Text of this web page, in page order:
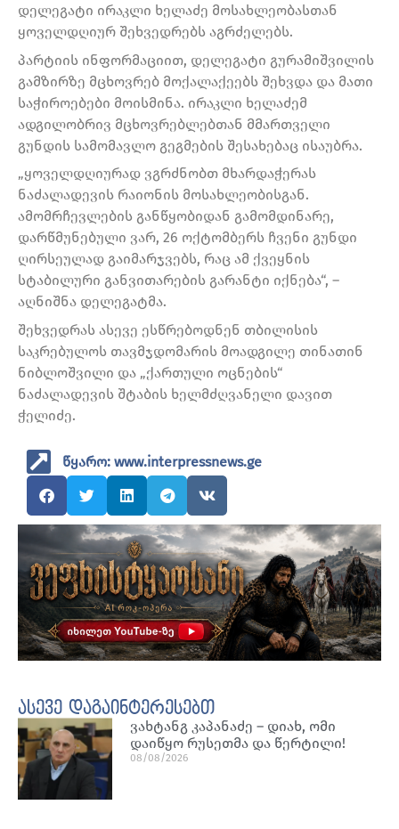
დელეგატი ირაკლი ხელაძე მოსახლეობასთან
ყოველდღიურ შეხვედრებს აგრძელებს.
პარტიის ინფორმაციით, დელეგატი გურამიშვილის
გამზირზე მცხოვრებ მოქალაქეებს შეხვდა და მათი
საჭიროებები მოისმინა. ირაკლი ხელაძემ
ადგილობრივ მცხოვრებლებთან მმართველი
გუნდის სამომავლო გეგმების შესახებაც ისაუბრა.
„ყოველდღიურად ვგრძნობთ მხარდაჭერას
ნაძალადევის რაიონის მოსახლეობისგან.
ამომრჩევლების განწყობიდან გამომდინარე,
დარწმუნებული ვარ, 26 ოქტომბერს ჩვენი გუნდი
ღირსეულად გაიმარჯვებს, რაც ამ ქვეყნის
სტაბილური განვითარების გარანტი იქნება“, –
აღნიშნა დელეგატმა.
შეხვედრას ასევე ესწრებოდნენ თბილისის
საკრებულოს თავმჯდომარის მოადგილე თინათინ
ნიბლოშვილი და „ქართული ოცნების“
ნაძალადევის შტაბის ხელმძღვანელი დავით
ჭელიძე.
წყარო: www.interpressnews.ge
ასევე დაგაინტერესებთ
ვახტანგ კაპანაძე – დიახ, ომი
დაიწყო რუსეთმა და წერტილი!
08/08/2026